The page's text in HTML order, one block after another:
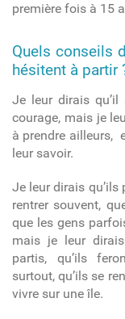
première fois à 15
Quels conseils
hésitent à partir
Je leur dirais qu’il
courage, mais je
à prendre ailleurs,
leur savoir.
Je leur dirais qu’ils
rentrer souvent,
que les gens
mais je leur
partis, qu’ils
surtout, qu’ils se
vivre sur une île.